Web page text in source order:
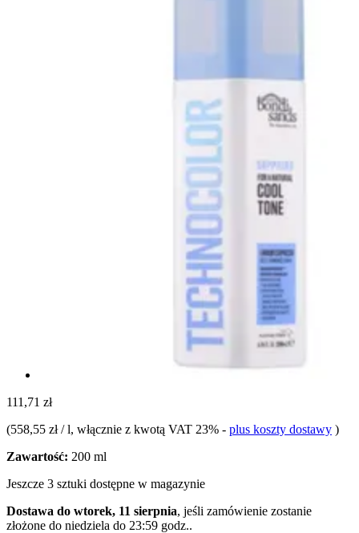
111,71 zł
(558,55 zł / l, włącznie z kwotą VAT 23% - plus koszty dostawy )
Zawartość: 200 ml
Jeszcze 3 sztuki dostępne w magazynie
Dostawa do wtorek, 11 sierpnia, jeśli zamówienie zostanie
złożone do niedziela do 23:59 godz..